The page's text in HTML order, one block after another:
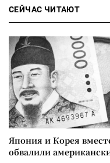
СЕЙЧАС ЧИТАЮТ
Япония и Корея
обвалили